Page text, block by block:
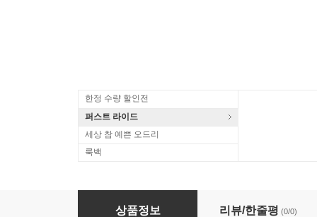
한정 수량 할인전
퍼스트 라이드
세상 참 예쁜 오드리
룩백
Neil Sedaka (닐 세다카) - Oh! Carol: The
상품정보 리뷰/한줄평 (0/0)